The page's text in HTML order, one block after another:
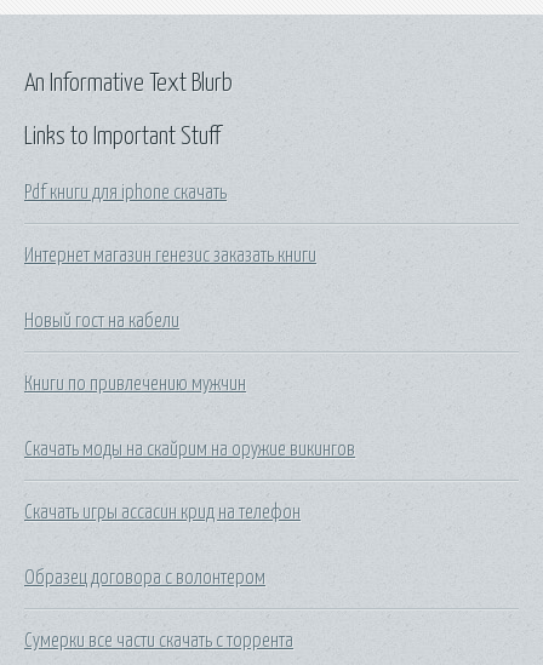
Links to Important Stuff
Pdf книги для iphone скачать
Интернет магазин генезис заказать книги
Новый гост на кабели
Книги по привлечению мужчин
Скачать моды на скайрим на оружие викингов
Скачать игры ассасин крид на телефон
Образец договора с волонтером
Сумерки все части скачать с торрента
An Informative Text Blurb